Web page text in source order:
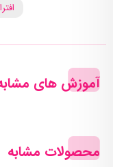
آموزش های
محصولات مشابه